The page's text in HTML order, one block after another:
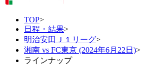
TOP>
日程・結果>
明治安田Ｊ１リーグ>
湘南 vs FC東京 (2024年6月22日)>
ラインナップ